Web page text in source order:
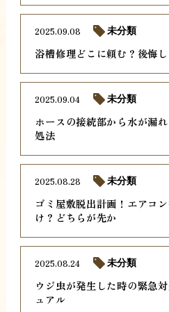
浴槽修理どこに頼む？後悔
2025.09.08 未分類
ホースの接続部から水が漏
処法
2025.09.04 未分類
ゴミ屋敷脱出計画！エアコ
け？どちらが先か
2025.08.28 未分類
ウジ虫が発生した時の緊急
ュアル
2025.08.24 未分類